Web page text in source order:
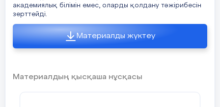
академиялық білімін емес, оларды қолдану тәжірибесін
зерттейді.
Материалды жүктеу
Материалдың қысқаша нұсқасы